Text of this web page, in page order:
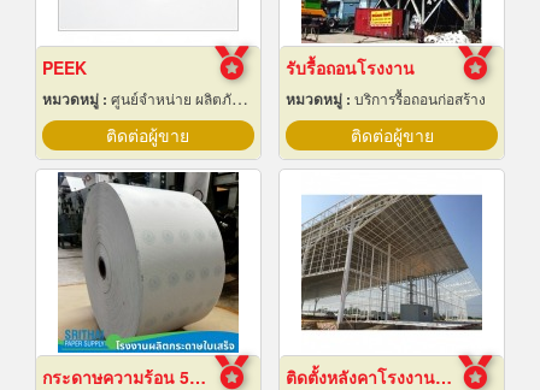
PEEK
หมวดหมู่ : ศูนย์จำหน่าย ผลิตภัณฑ์พลาสติกชนิดแท่ง ท่อ แผ่นและสาย
ติดต่อผู้ขาย
รับรื้อถอนโรงงาน
หมวดหมู่ : บริการรื้อถอนก่อสร้าง
ติดต่อผู้ขาย
กระดาษความร้อน 57x80 ราคาส่ง ติดตั้งหลังคาโรงงานเซลลูล่าร์บีม